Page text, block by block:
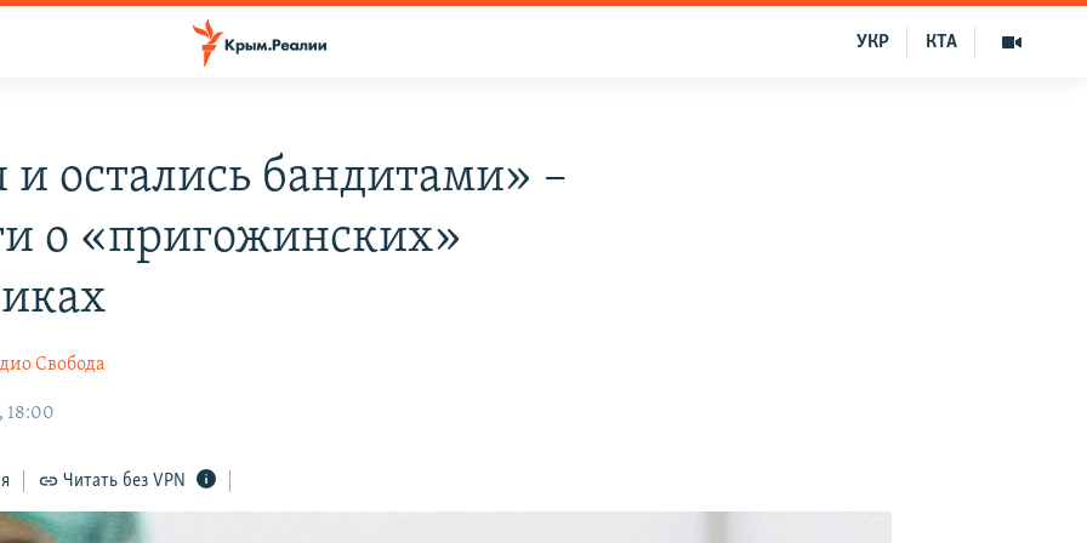
КТА
УКР
остались бандитами» –
о «пригожинских»
Свобода
18:00
Читать без VPN